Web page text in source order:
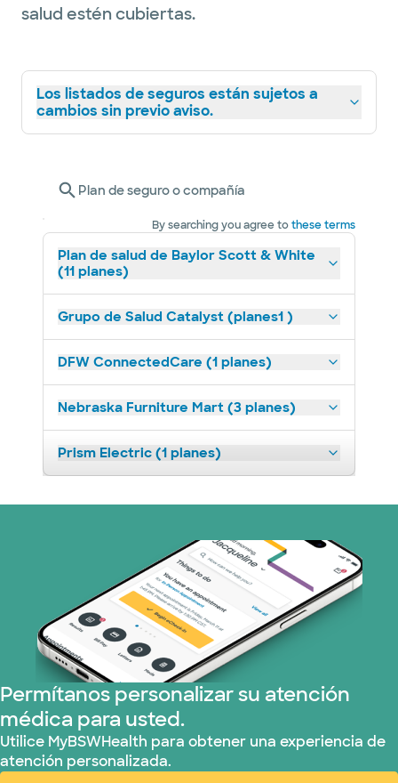
salud estén cubiertas.
Los listados de seguros están sujetos a
cambios sin previo aviso.
Plan de seguro o compañía
By searching you agree tothese terms
Plan de salud de Baylor Scott & White
(11 planes)
Grupo de Salud Catalyst (planes1 )
DFW ConnectedCare (1 planes)
Nebraska Furniture Mart (3 planes)
Prism Electric (1 planes)
Permítanos personalizar su atención
médica para usted.
Utilice MyBSWHealth para obtener una experiencia de
atención personalizada.